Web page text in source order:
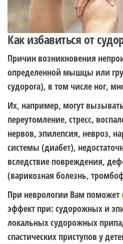
Как избавиться от
Причин возникновения
определенной мышцы или
судорога), в том числе ног,
Их, например, могут
переутомление, стресс,
нервов, эпилепсия, невроз,
системы (диабет),
вследствие повреждения,
(варикозная болезнь,
При неврологии Вам поможет
эффект при: судорожных и
локальных судорожных
спастических приступов у